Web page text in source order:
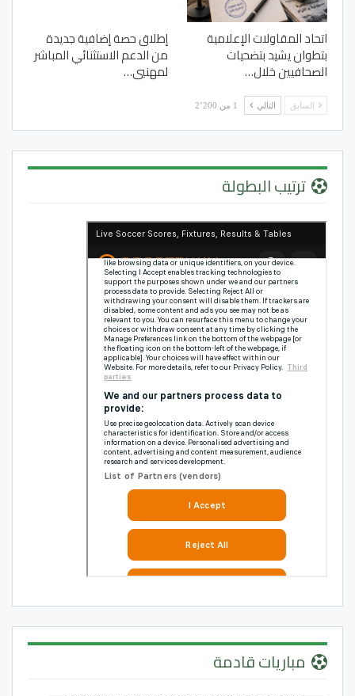
اتحاد المقاولات الإعلامية
بتطوان يشيد بتضحيات
الصحافيين خلال…
إطلاق حصة إضافية جديدة
من الدعم الاستثنائي المباشر
لمهنيي…
السابق التالي 1 من 2٬200
ترتيب البطولة
مباريات قادمة